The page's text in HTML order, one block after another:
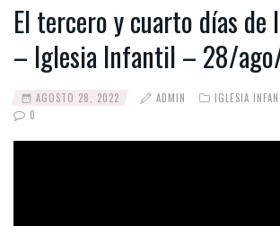
El tercero y cuarto días de
– Iglesia Infantil – 28/
AGOSTO 28, 2022 ADMIN IGLESIA
0